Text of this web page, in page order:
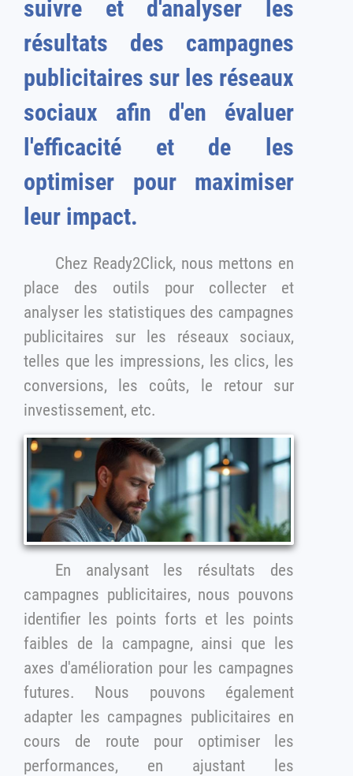
suivre et d'analyser les
résultats des campagnes
publicitaires sur les réseaux
sociaux afin d'en évaluer
l'efficacité et de les
optimiser pour maximiser
leur impact.
Chez Ready2Click, nous mettons en
place des outils pour collecter et
analyser les statistiques des campagnes
publicitaires sur les réseaux sociaux,
telles que les impressions, les clics, les
conversions, les coûts, le retour sur
investissement, etc.
En analysant les résultats des
campagnes publicitaires, nous pouvons
identifier les points forts et les points
faibles de la campagne, ainsi que les
axes d'amélioration pour les campagnes
futures. Nous pouvons également
adapter les campagnes publicitaires en
cours de route pour optimiser les
performances, en ajustant les